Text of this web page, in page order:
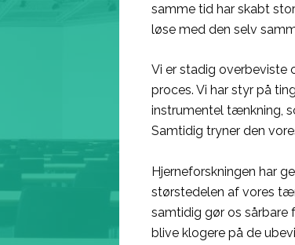
samme tid har skabt
løse med den selv
Vi er stadig overbeviste
proces. Vi har styr på
instrumentel tænkning,
Samtidig tryner den
Hjerneforskningen har
størstedelen af vores
samtidig gør os sårbare
blive klogere på de